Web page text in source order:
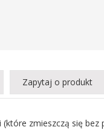
Zapytaj o produkt
zmieszczą się bez